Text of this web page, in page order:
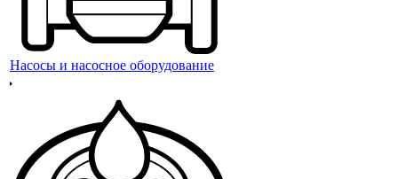
Насосы и насосное оборудование